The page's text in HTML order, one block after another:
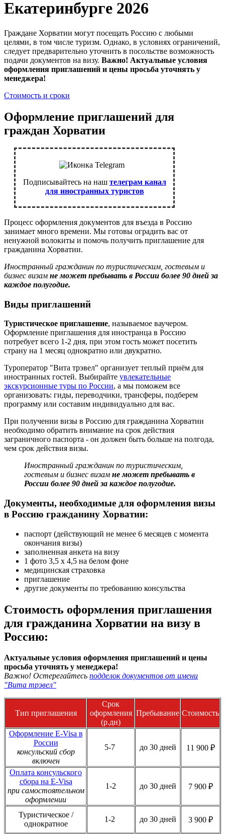
Екатеринбурге 2026
Граждане Хорватии могут посещать Россию с любыми
целями, в том числе туризм. Однако, в условиях ограничений,
следует предварительно уточнить в посольстве возможность
подачи документов на визу. Важно! Актуальные условия
оформления приглашений и цены просьба уточнять у
менеджера!
Стоимость и сроки
Оформление приглашений для
граждан Хорватии
Подписывайтесь на наш телеграм канал
для иностранных туристов
Процесс оформления документов для въезда в Россию
занимает много времени. Мы готовы оградить вас от
ненужной волокиты и помочь получить приглашение для
гражданина Хорватии.
Иностранный гражданин по туристическим, гостевым и
бизнес визам не может пребывать в России более 90 дней за
каждое полугодие.
Виды приглашений
Туристическое приглашение, называемое ваучером.
Оформление приглашения для иностранца в Россию
потребует всего 1-2 дня, при этом гость может посетить
страну на 1 месяц однократно или двукратно.
Туроператор "Вита трэвел" организует теплый приём для
иностранных гостей. Выбирайте увлекательные
экскурсионные туры по России, а мы поможем все
организовать: гиды, переводчики, трансферы, подберем
программу или составим индивидуально для вас.
При получении визы в Россию для гражданина Хорватии
необходимо обратить внимание на срок действия
заграничного паспорта - он должен быть больше на полгода,
чем срок действия визы.
Иностранный гражданин по туристическим,
гостевым и бизнес визам не может пребывать в
России более 90 дней за каждое полугодие.
Документы, необходимые для оформления визы
в Россию гражданину Хорватии:
паспорт (действующий не менее 6 месяцев с момента
окончания визы)
заполненная анкета на визу
1 фото 3,5 х 4,5 на белом фоне
медицинская страховка
приглашение
другие документы по требованию консульства
Стоимость оформления приглашения
для гражданина Хорватии на визу в
Россию:
Актуальные условия оформления приглашений и цены
просьба уточнять у менеджера!
Важно! Остерегайтесь подделок документов от имени
"Вита трэвел"
Тип приглашения
Срок
оформления
(р.дн)
Пребывание Стоимость
Оформление E-Visa в
России
консульский сбор
включен
5-7 до 30 дней 11 900 ₽
Оплата консульского
сбора на E-Visa
при самостоятельном
оформлении
1-2 до 30 дней 7 900 ₽
Туристическое /
однократное
1-2 до 30 дней 3 900 ₽